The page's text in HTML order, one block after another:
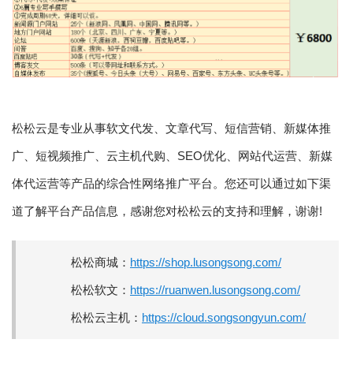
松松云是专业从事软文代发、文章代写、短信营销、新媒体推
广、短视频推广、云主机代购、SEO优化、网站代运营、新媒
体代运营等产品的综合性网络推广平台。您还可以通过如下渠
道了解平台产品信息，感谢您对松松云的支持和理解，谢谢!
松松商城： https://shop.lusongsong.com/
松松软文： https://ruanwen.lusongsong.com/
松松云主机： https://cloud.songsongyun.com/